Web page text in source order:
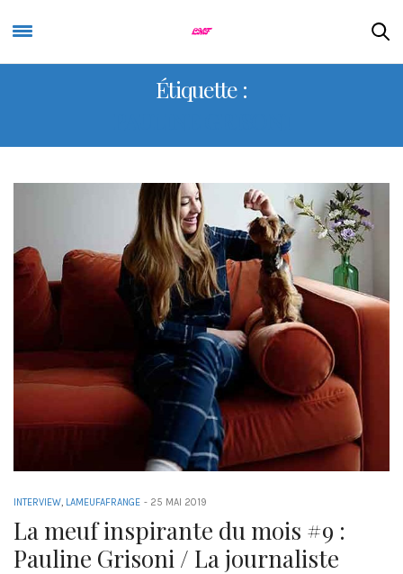
Étiquette :
INTERVIEW, LAMEUFAFRANGE - 25 MAI 2019
La meuf inspirante du mois #9 :
Pauline Grisoni / La journaliste